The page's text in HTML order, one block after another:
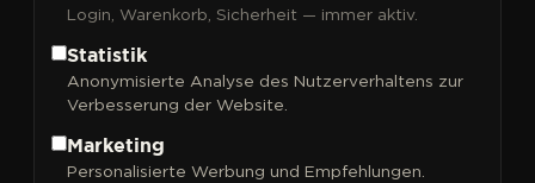
Sortieren nach
Login, Warenkorb, Sicherheit — immer aktiv.
Statistik
Anonymisierte Analyse des Nutzerverhaltens zur
Verbesserung der Website.
Marketing
Personalisierte Werbung und Empfehlungen.